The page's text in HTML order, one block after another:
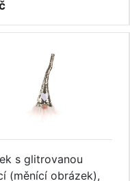
s glitrovanou
(měnící obrázek),